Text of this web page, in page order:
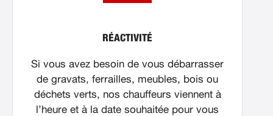
RÉACTIVITÉ
Si vous avez besoin de vous débarrasser
de gravats, ferrailles, meubles, bois ou
déchets verts, nos chauffeurs viennent à
l’heure et à la date souhaitée pour vous